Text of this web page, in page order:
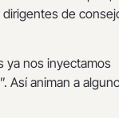
de
ya nos inyectamos
Así animan a